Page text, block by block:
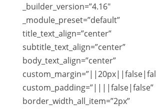
_builder_version=”4.16″
_module_preset=”default”
title_text_align=”center”
subtitle_text_align=”center”
body_text_align=”center”
custom_padding=”||||false|false”
border_width_all_item=”2px”